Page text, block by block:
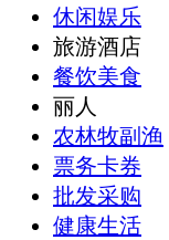
休闲娱乐
旅游酒店
餐饮美食
丽人
农林牧副渔
票务卡券
批发采购
健康生活